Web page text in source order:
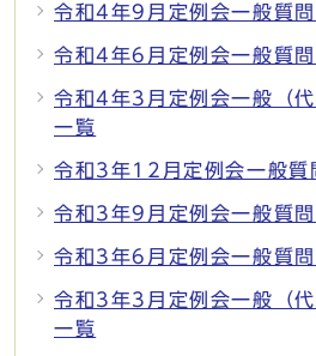
令和4年9月定例会一般質
令和4年6月定例会一般質
令和4年3月定例会一般（
一覧
令和3年12月定例会一般質
令和3年9月定例会一般質
令和3年6月定例会一般質
令和3年3月定例会一般（
一覧